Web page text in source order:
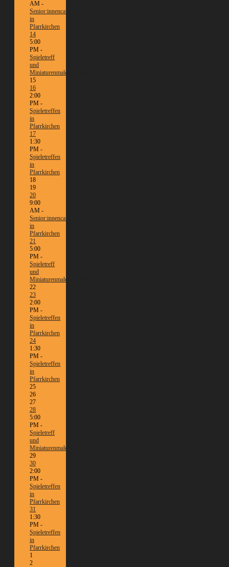
AM -
Senior:innencafé
in
Pfarrkirchen
14
5:00
PM -
Spieletreff
und
Miniaturenmalen/Tabletop
15
16
2:00
PM -
Spieletreffen
in
Pfarrkirchen
17
1:30
PM -
Spieletreffen
in
Pfarrkirchen
18
19
20
9:00
AM -
Senior:innencafé
in
Pfarrkirchen
21
5:00
PM -
Spieletreff
und
Miniaturenmalen/Tabletop
22
23
2:00
PM -
Spieletreffen
in
Pfarrkirchen
24
1:30
PM -
Spieletreffen
in
Pfarrkirchen
25
26
27
28
5:00
PM -
Spieletreff
und
Miniaturenmalen/Tabletop
29
30
2:00
PM -
Spieletreffen
in
Pfarrkirchen
31
1:30
PM -
Spieletreffen
in
Pfarrkirchen
1
2